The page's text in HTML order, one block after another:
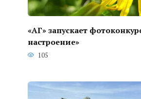
«АГ» запускает
настроение»
105